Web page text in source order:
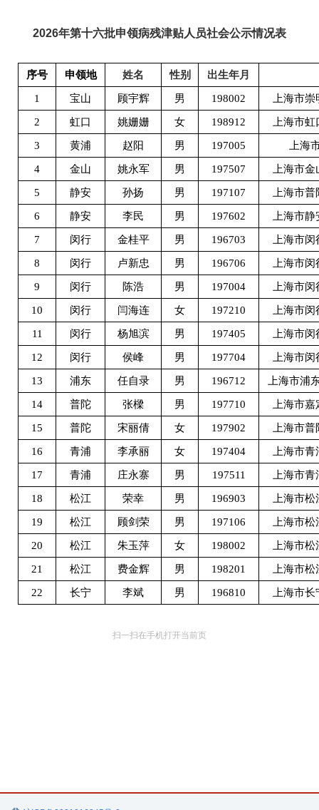
2026年第十六批申领病残津贴人员社会公示情况表
序号 申领地 姓名 性别 出生年月
1 宝山 顾宇辉 男 198002 上海市
2 虹口 姚姗姗 女 198912 上海市
3 黄浦 赵阳 男 197005 上海
4 金山 姚永军 男 197507 上海市
5 静安 孙扬 男 197107 上海市
6 静安 李民 男 197602 上海市
7 闵行 金桂平 男 196703 上海市
8 闵行 卢新忠 男 196706 上海市
9 闵行 陈浩 男 197004 上海市
10 闵行 闫海连 女 197210 上海市
11 闵行 杨旭滨 男 197405 上海市
12 闵行 侯峰 男 197704 上海市
13 浦东 任自录 男 196712 上海市浦
14 普陀 张樑 男 197710 上海市
15 普陀 宋丽倩 女 197902 上海市
16 青浦 李承丽 女 197404 上海市
17 青浦 庄永寨 男 197511 上海市
18 松江 荣幸 男 196903 上海市
19 松江 顾剑荣 男 197106 上海市
20 松江 朱玉萍 女 198002 上海市
21 松江 费金辉 男 198201 上海市
22 长宁 李斌 男 196810 上海市
扫一扫在手机打开当前页